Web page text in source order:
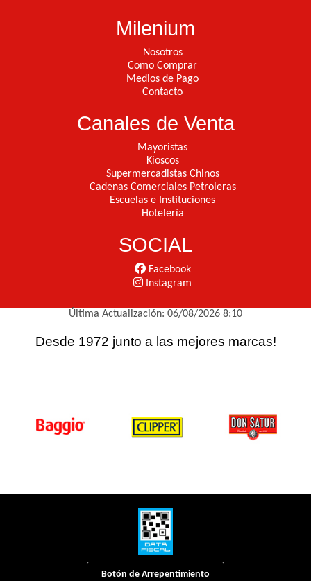
Milenium
Nosotros
Como Comprar
Medios de Pago
Contacto
Canales de Venta
Mayoristas
Kioscos
Supermercadistas Chinos
Cadenas Comerciales Petroleras
Escuelas e Instituciones
Hotelería
SOCIAL
Facebook
Instagram
Última Actualización: 06/08/2026 8:10
Desde 1972 junto a las mejores marcas!
Botón de Arrepentimiento